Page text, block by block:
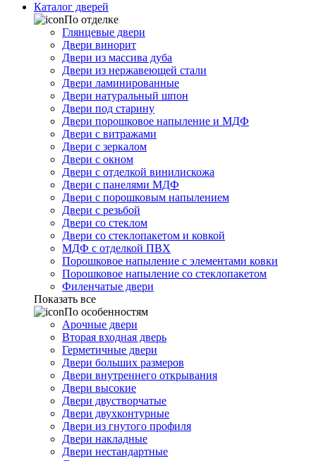
Каталог дверей
По отделке
Глянцевые двери
Двери винорит
Двери из массива дуба
Двери из нержавеющей стали
Двери ламинированные
Двери натуральный шпон
Двери под старину
Двери порошковое напыление и МДФ
Двери с витражами
Двери с зеркалом
Двери с окном
Двери с отделкой винилискожа
Двери с панелями МДФ
Двери с порошковым напылением
Двери с резьбой
Двери со стеклом
Двери со стеклопакетом и ковкой
МДФ с отделкой ПВХ
Порошковое напыление с элементами ковки
Порошковое напыление со стеклопакетом
Филенчатые двери
Показать все
По особенностям
Арочные двери
Вторая входная дверь
Герметичные двери
Двери больших размеров
Двери внутреннего открывания
Двери высокие
Двери двустворчатые
Двери двухконтурные
Двери из гнутого профиля
Двери накладные
Двери нестандартные